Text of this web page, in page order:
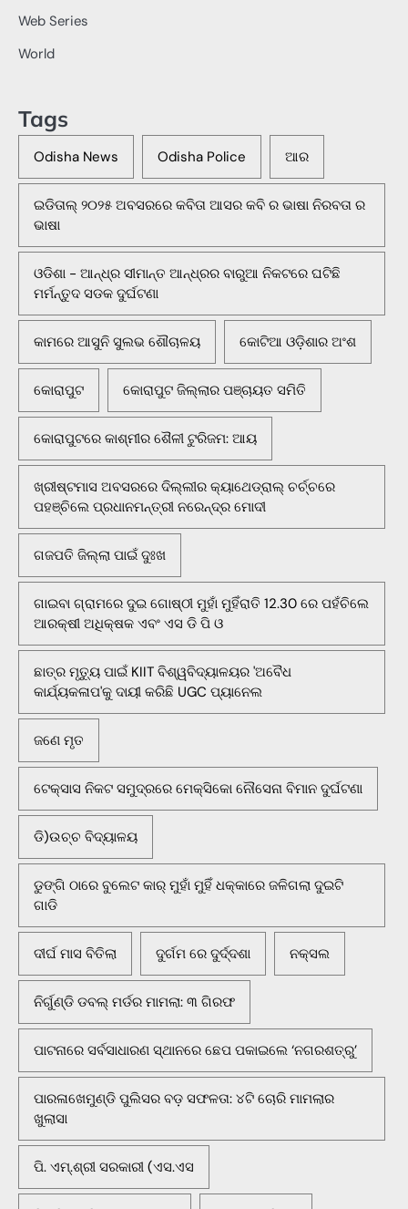
Web Series
World
Tags
Odisha News Odisha Police ଆର
ଇଡିତାଲ୍ ୨୦୨୫ ଅବସରରେ କବିତା ଆସର କବି ର ଭାଷା ନିରବତା ର
ଭାଷା
ଓଡିଶା - ଆନ୍ଧ୍ର ସୀମାନ୍ତ ଆନ୍ଧ୍ରର ବାରୁଆ ନିକଟରେ ଘଟିଛି
ମର୍ମନ୍ତୁଦ ସଡକ ଦୁର୍ଘଟଣା
କାମରେ ଆସୁନି ସୁଲଭ ଶୌଚାଳୟ କୋଟିଆ ଓଡ଼ିଶାର ଅଂଶ
କୋରାପୁଟ କୋରାପୁଟ ଜିଲ୍ଲାର ପଞ୍ଚାୟତ ସମିତି
କୋରାପୁଟରେ କାଶ୍ମୀର ଶୈଳୀ ଟୁରିଜମ: ଆୟ
ଖ୍ରୀଷ୍ଟମାସ ଅବସରରେ ଦିଲ୍ଲୀର କ୍ୟାଥେଡ୍ରାଲ୍ ଚର୍ଚ୍ଚରେ
ପହଞ୍ଚିଲେ ପ୍ରଧାନମନ୍ତ୍ରୀ ନରେନ୍ଦ୍ର ମୋଦୀ
ଗଜପତି ଜିଲ୍ଲା ପାଇଁ ଦୁଃଖ
ଗାଇବା ଗ୍ରାମରେ ଦୁଇ ଗୋଷ୍ଠୀ ମୁହାଁ ମୁହିଁରାତି 12.30 ରେ ପହଁଚିଲେ
ଆରକ୍ଷୀ ଅଧିକ୍ଷକ ଏବଂ ଏସ ଡି ପି ଓ
ଛାତ୍ର ମୃତ୍ୟୁ ପାଇଁ KIIT ବିଶ୍ୱବିଦ୍ୟାଳୟର 'ଅବୈଧ
କାର୍ଯ୍ୟକଳାପ'କୁ ଦାୟୀ କରିଛି UGC ପ୍ୟାନେଲ
ଜଣେ ମୃତ
ଟେକ୍ସାସ ନିକଟ ସମୁଦ୍ରରେ ମେକ୍ସିକୋ ନୌସେନା ବିମାନ ଦୁର୍ଘଟଣା
ଡି)ଉଚ୍ଚ ବିଦ୍ୟାଳୟ
ଡୁଙ୍ଗି ଠାରେ ବୁଲେଟ କାର୍ ମୁହାଁ ମୁହିଁ ଧକ୍କାରେ ଜଳିଗଲା ଦୁଇଟି
ଗାଡି
ଦୀର୍ଘ ମାସ ବିତିଲା ଦୁର୍ଗମ ରେ ଦୁର୍ଦ୍ଦଶା ନକ୍ସଲ
ନିର୍ଗୁଣ୍ଡି ଡବଲ୍ ମର୍ଡର ମାମଲା: ୩ ଗିରଫ
ପାଟନାରେ ସର୍ବସାଧାରଣ ସ୍ଥାନରେ ଛେପ ପକାଇଲେ ‘ନଗରଶତ୍ରୁ’
ପାରଳାଖେମୁଣ୍ଡି ପୁଲିସର ବଡ଼ ସଫଳତା: ୪ଟି ଚୋରି ମାମଲାର
ଖୁଲାସା
ପି. ଏମ୍.ଶ୍ରୀ ସରକାରୀ (ଏସ.ଏସ